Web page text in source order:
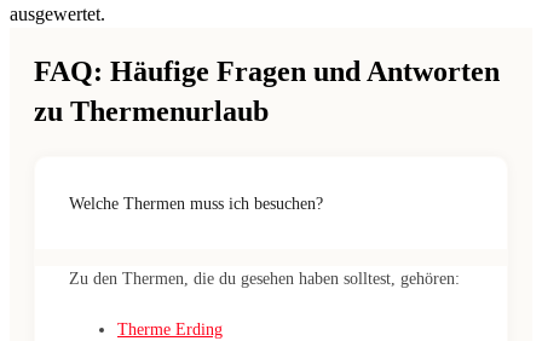
ausgewertet.
FAQ: Häufige Fragen und Antworten
zu Thermenurlaub
Welche Thermen muss ich besuchen?
Zu den Thermen, die du gesehen haben solltest, gehören:
Therme Erding